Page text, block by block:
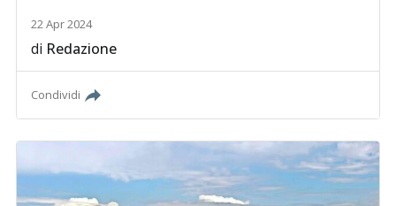
22 Apr 2024
di Redazione
Condividi